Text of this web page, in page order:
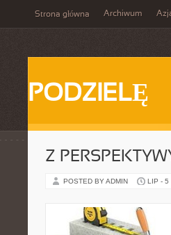
Strona główna Archiwum
PODZIELĘ
Z
POSTED BY ADMIN LIP - 5